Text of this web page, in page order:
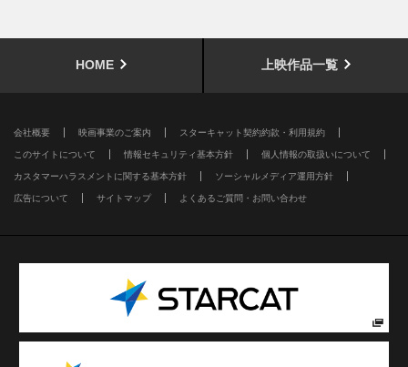
HOME 上映作品一覧
会社概要 映画事業のご案内 スターキャット契約約款・利用規約
このサイトについて 情報セキュリティ基本方針 個人情報の取扱いについて
カスタマーハラスメントに関する基本方針 ソーシャルメディア運用方針
広告について サイトマップ よくあるご質問・お問い合わせ